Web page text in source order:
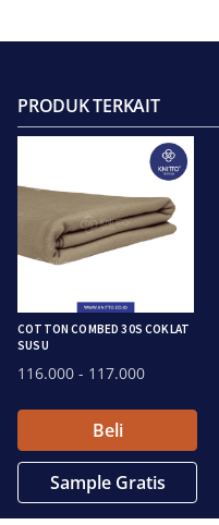
PRODUK TERKAIT
COTTON COMBED 30S COKLAT
SUSU
116.000 - 117.000
Beli
Sample Gratis